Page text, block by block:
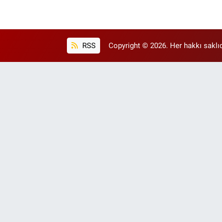
RSS Copyright © 2026. Her hakkı